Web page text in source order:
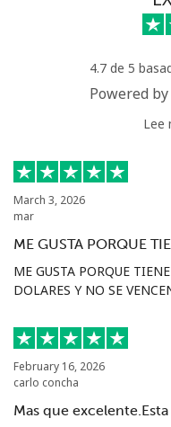
4.7 de 5
Powered by
Lee
March 3, 2026
mar
ME GUSTA PORQUE
ME GUSTA PORQUE
DOLARES Y NO SE
February 16, 2026
carlo concha
Mas que